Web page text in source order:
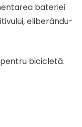
bateriei
eliberându-
bicicletă.